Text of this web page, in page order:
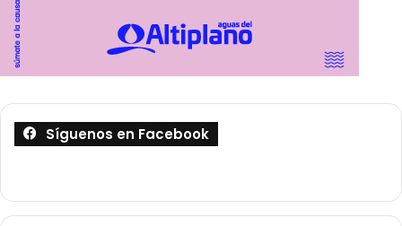
Síguenos en Facebook